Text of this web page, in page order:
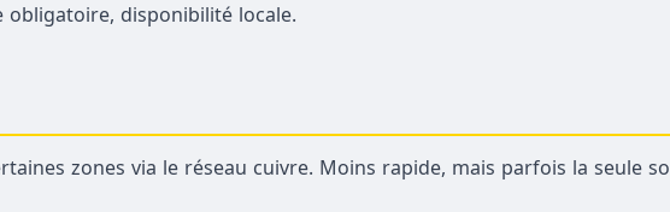
obligatoire, disponibilité locale.
zones via le réseau cuivre. Moins rapide, mais parfois la seule